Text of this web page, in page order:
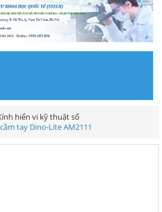
hiển vi kỹ thuật số
tay Dino-Lite AM2111